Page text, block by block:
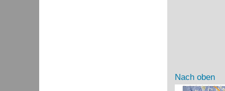
Nach oben